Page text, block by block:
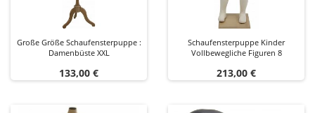
Große Größe Schaufensterpuppe :
Damenbüste XXL
Preis
133,00 €
Schaufensterpuppe Kinder
Vollbewegliche Figuren 8
Preis
213,00 €